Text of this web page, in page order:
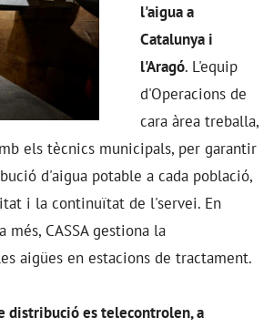
l'aigua a
Catalunya i
l'Aragó. L'equip
d'Operacions de
cara àrea treballa,
els tècnics municipals, per garantir
d'aigua potable a cada població,
i la continuïtat de l'servei. En
més, CASSA gestiona la
aigües en estacions de tractament.
distribució es telecontrolen, a